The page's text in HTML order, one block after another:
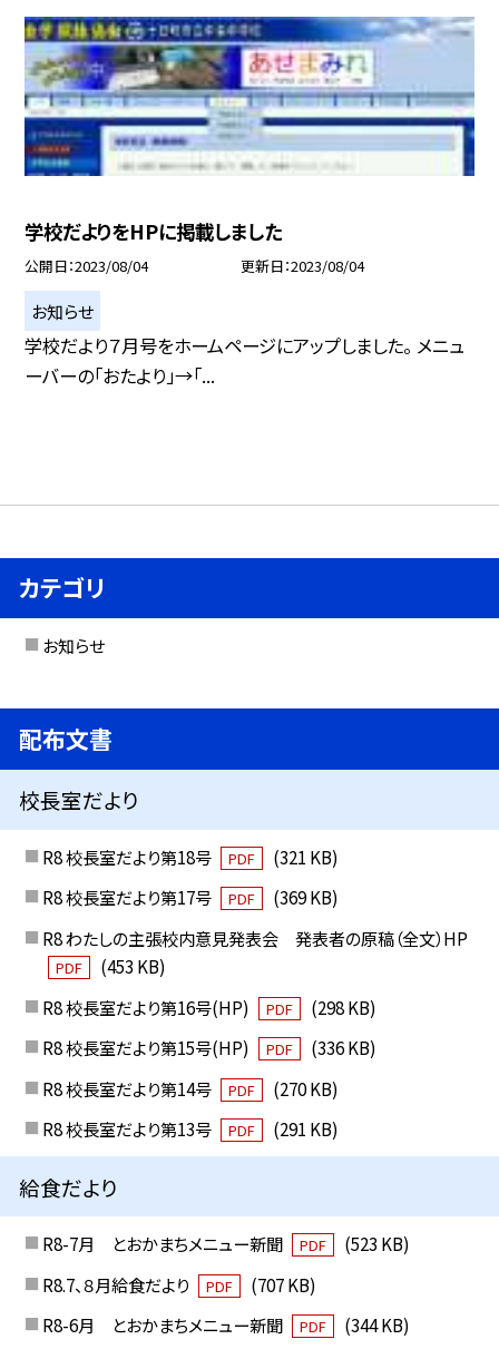
学校だよりをHPに掲載しました
公開日 2023/08/04 更新日 2023/08/04
お知らせ
学校だより７月号をホームページにアップしました。 メニュ
ーバーの「おたより」→「...
カテゴリ
お知らせ
配布文書
校長室だより
R8 校長室だより第18号 PDF
(321 KB)
R8 校長室だより第17号
PDF
(369 KB)
R8 わたしの主張校内意見発表会 発表者の原稿（全文）HP
PDF
(453 KB)
R8 校長室だより第16号(HP)
PDF
(298 KB)
R8 校長室だより第15号(HP)
PDF
(336 KB)
R8 校長室だより第14号
PDF
(270 KB)
R8 校長室だより第13号
PDF (291 KB)
給食だより
R8-7月 とおかまちメニュー新聞 PDF
(523 KB)
R8.7、８月給食だより
PDF
(707 KB)
R8-6月 とおかまちメニュー新聞
PDF (344 KB)